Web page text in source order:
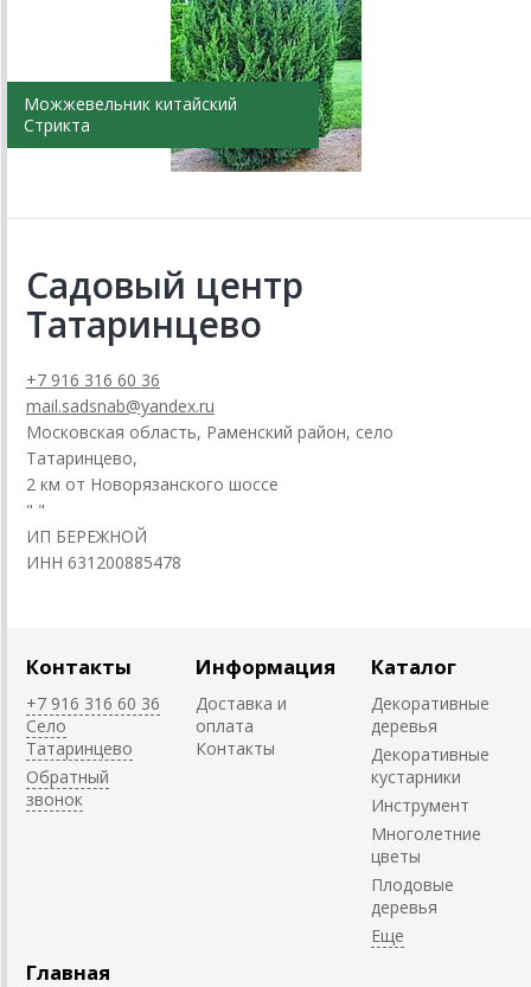
Можжевельник китайский
Стрикта
Садовый центр
Татаринцево
+7 916 316 60 36
mail.sadsnab@yandex.ru
Московская область, Раменский район, село
Татаринцево,
2 км от Новорязанского шоссе
" "
ИП БЕРЕЖНОЙ
ИНН 631200885478
Контакты
+7 916 316 60 36
Село
Татаринцево
Обратный
звонок
Информация
Доставка и
оплата
Контакты
Каталог
Декоративные
деревья
Декоративные
кустарники
Инструмент
Многолетние
цветы
Плодовые
деревья
Главная